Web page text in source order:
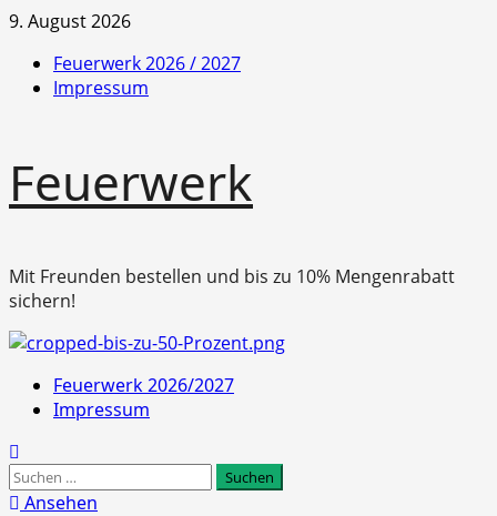
Zum
springen
9. August 2026
Feuerwerk 2026 / 2027
Impressum
Feuerwerk
Mit Freunden bestellen und bis zu 10% Mengenrabatt
sichern!
Primäres
Menü
Feuerwerk 2026/2027
Impressum
Suchen
nach:
Ansehen